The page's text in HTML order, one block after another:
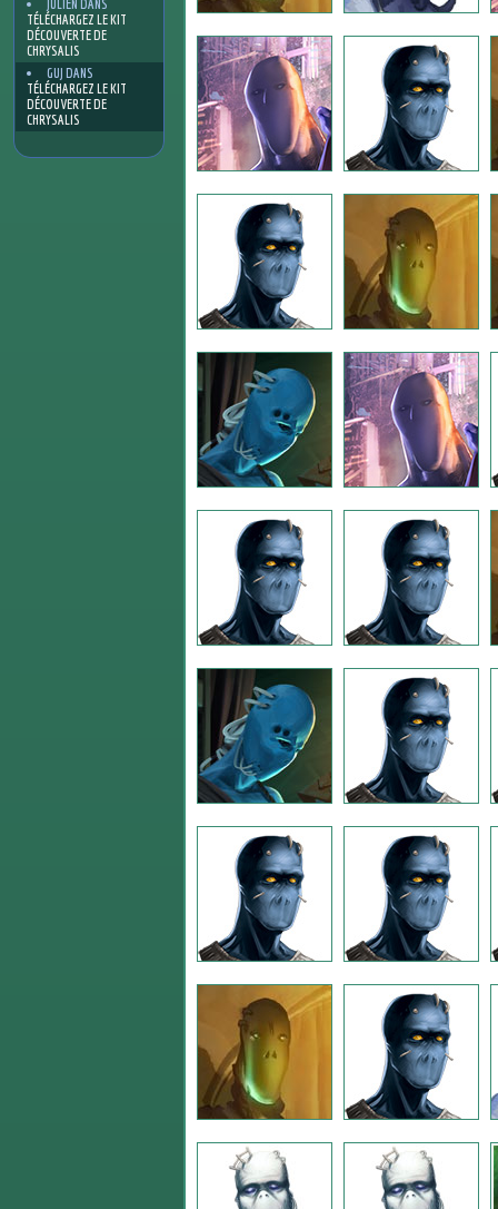
JULIEN DANS
TÉLÉCHARGEZ LE KIT
DÉCOUVERTE DE
CHRYSALIS
GUJ DANS
TÉLÉCHARGEZ LE KIT
DÉCOUVERTE DE
CHRYSALIS